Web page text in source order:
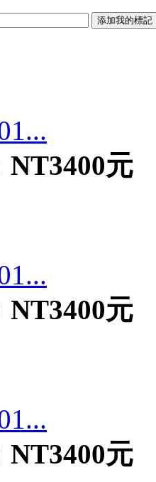
NT3400元
NT3400元
NT3400元